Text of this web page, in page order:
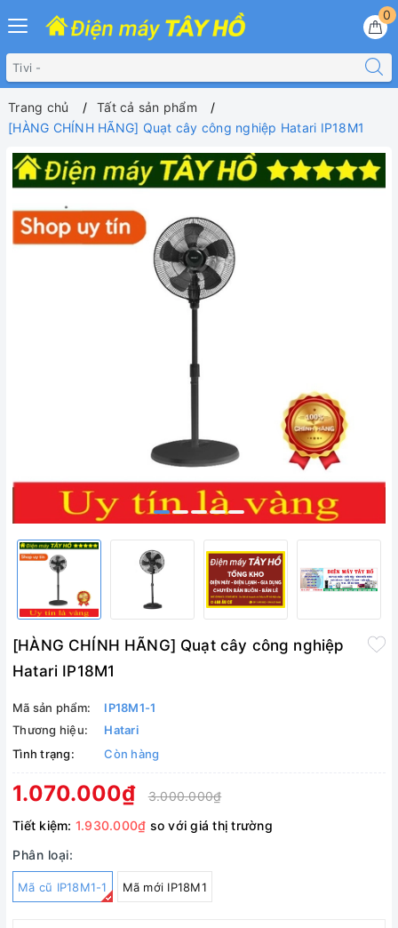
0
Trang chủ
Tất cả sản phẩm
[HÀNG CHÍNH HÃNG] Quạt cây công nghiệp Hatari IP18M1
[HÀNG CHÍNH HÃNG] Quạt cây công nghiệp
Hatari IP18M1
Mã sản phẩm:
IP18M1-1
Thương hiệu:
Hatari
Tình trạng:
Còn hàng
1.070.000₫
3.000.000₫
Tiết kiệm: 1.930.000₫ so với giá thị trường
Phân loại:
Mã cũ IP18M1-1 Mã mới IP18M1